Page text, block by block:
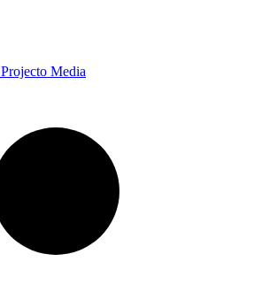
Projecto Media